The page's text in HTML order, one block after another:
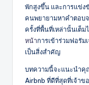
พักสูงขึ้น และการแข่ง
คนพยายามหาคำตอบ
ครั้งที่พื้นที่เหล่านั้นเต็
หน้าการเข้าร่วมฟอรัม
เป็นสิ่งสำคัญ
บทความนี้จะแนะนำคุ
Airbnb ที่ดีที่สุดที่เจ้า